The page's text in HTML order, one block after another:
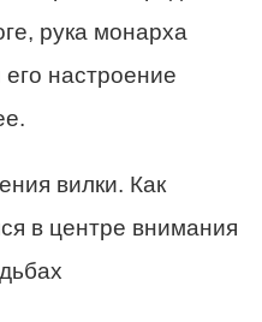
рука монарха
настроение